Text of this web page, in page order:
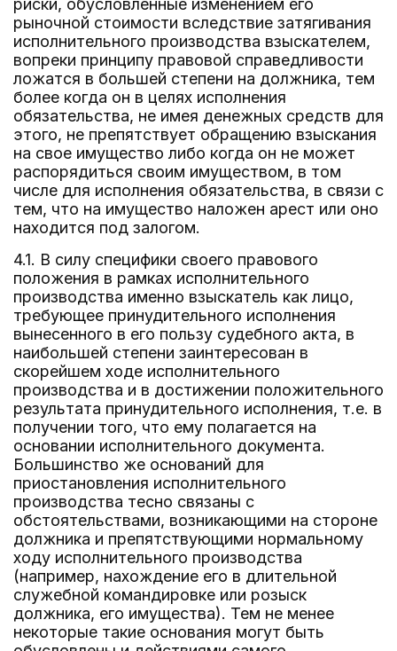
риски, обусловленные изменением его
рыночной стоимости вследствие затягивания
исполнительного производства взыскателем,
вопреки принципу правовой справедливости
ложатся в большей степени на должника, тем
более когда он в целях исполнения
обязательства, не имея денежных средств для
этого, не препятствует обращению взыскания
на свое имущество либо когда он не может
распорядиться своим имуществом, в том
числе для исполнения обязательства, в связи с
тем, что на имущество наложен арест или оно
находится под залогом.
4.1. В силу специфики своего правового
положения в рамках исполнительного
производства именно взыскатель как лицо,
требующее принудительного исполнения
вынесенного в его пользу судебного акта, в
наибольшей степени заинтересован в
скорейшем ходе исполнительного
производства и в достижении положительного
результата принудительного исполнения, т.е. в
получении того, что ему полагается на
основании исполнительного документа.
Большинство же оснований для
приостановления исполнительного
производства тесно связаны с
обстоятельствами, возникающими на стороне
должника и препятствующими нормальному
ходу исполнительного производства
(например, нахождение его в длительной
служебной командировке или розыск
должника, его имущества). Тем не менее
некоторые такие основания могут быть